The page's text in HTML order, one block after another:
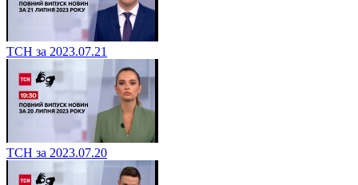
ТСН за 2023.07.21
ТСН за 2023.07.20